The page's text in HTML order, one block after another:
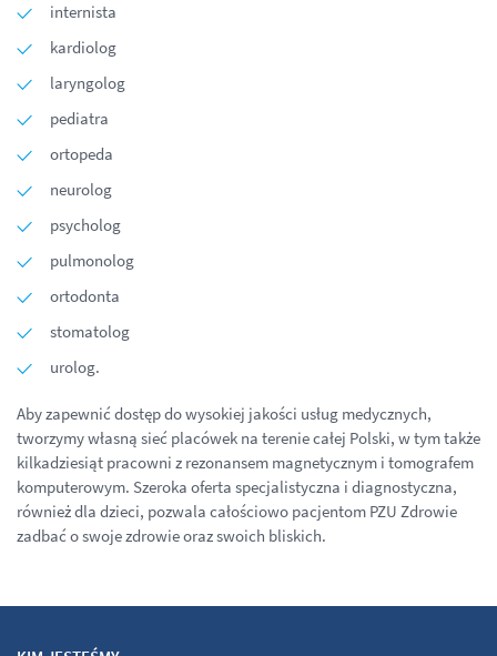
internista
kardiolog
laryngolog
pediatra
ortopeda
neurolog
psycholog
pulmonolog
ortodonta
stomatolog
urolog.
Aby zapewnić dostęp do wysokiej jakości usług medycznych,
tworzymy własną sieć placówek na terenie całej Polski, w tym także
kilkadziesiąt pracowni z rezonansem magnetycznym i tomografem
komputerowym. Szeroka oferta specjalistyczna i diagnostyczna,
również dla dzieci, pozwala całościowo pacjentom PZU Zdrowie
zadbać o swoje zdrowie oraz swoich bliskich.